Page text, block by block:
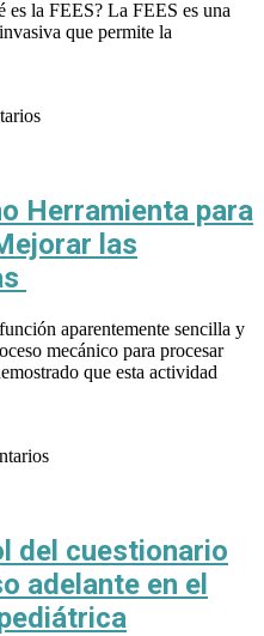
la FEES? La FEES es una
que permite la
Herramienta para
las
aparentemente sencilla y
mecánico para procesar
que esta actividad
del cuestionario
adelante en el